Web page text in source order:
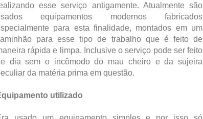
esse serviço antigamente. Atualmente são
equipamentos modernos fabricados
para esta finalidade, montados em um
para esse tipo de trabalho que é feito de
rápida e limpa. Inclusive o serviço pode ser feito
dia sem o incômodo do mau cheiro e da sujeira
da matéria prima em questão.
utilizado